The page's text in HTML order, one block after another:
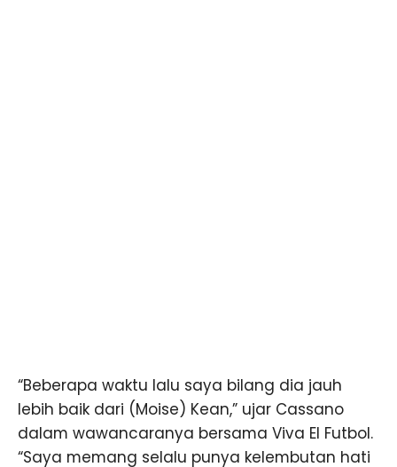
“Beberapa waktu lalu saya bilang dia jauh
lebih baik dari (Moise) Kean,” ujar Cassano
dalam wawancaranya bersama Viva El Futbol.
“Saya memang selalu punya kelembutan hati